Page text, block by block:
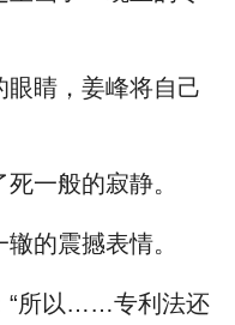
睛，姜峰将自己
一般的寂静。
的震撼表情。
“所以……专利法还